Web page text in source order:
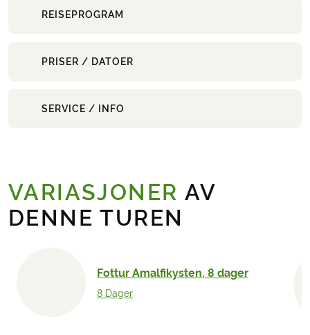
REISEPROGRAM
PRISER / DATOER
SERVICE / INFO
VARIASJONER AV
DENNE TUREN
Fottur Amalfikysten, 8 dager
8 Dager